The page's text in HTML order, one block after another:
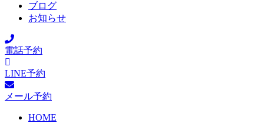
ブログ
お知らせ
電話予約
LINE予約
メール予約
HOME